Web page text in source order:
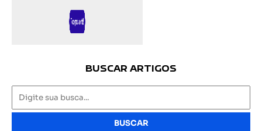
BUSCAR ARTIGOS
BUSCAR